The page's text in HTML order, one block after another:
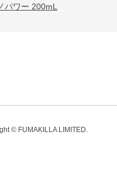
パワー 200mL
© FUMAKILLA LIMITED.